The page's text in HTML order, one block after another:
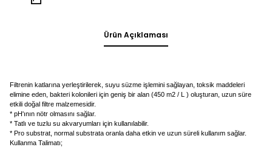
Ürün Açıklaması
Filtrenin katlarına yerleştirilerek, suyu süzme işlemini sağlayan, toksik maddeleri
elimine eden, bakteri kolonileri için geniş bir alan (450 m2 / L ) oluşturan, uzun süre
etkili doğal filtre malzemesidir.
* pH'ının nötr olmasını sağlar.
* Tatlı ve tuzlu su akvaryumları için kullanılabilir.
* Pro substrat, normal substrata oranla daha etkin ve uzun süreli kullanım sağlar.
Kullanma Talimatı;